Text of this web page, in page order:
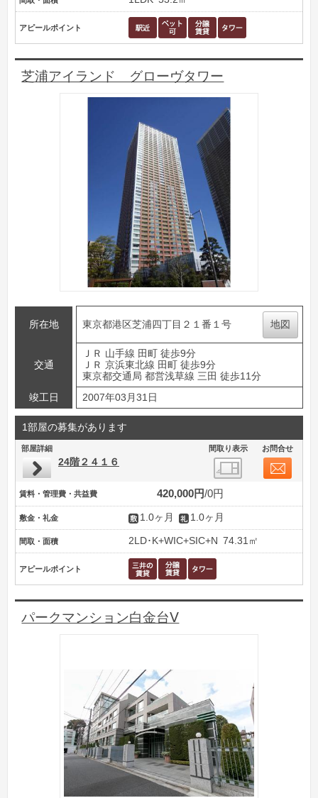
アピールポイント
芝浦アイランド グローヴタワー
所在地 東京都港区芝浦四丁目２１番１号 地図
交通
ＪＲ 山手線 田町 徒歩9分
ＪＲ 京浜東北線 田町 徒歩9分
東京都交通局 都営浅草線 三田 徒歩11分
竣工日
2007年03月31日
1部屋の募集があります
部屋詳細 間取り表示 お問合せ
24階２４１６
賃料・管理費・共益費 420,000円 0円
敷金・礼金 1.0ヶ月 1.0ヶ月
間取・面積 2LD･K+WIC+SIC+N 74.31㎡
アピールポイント
パークマンション白金台Ⅴ